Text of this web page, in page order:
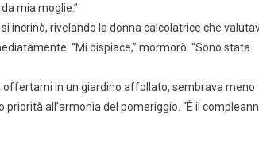
mia moglie.”
incrinò, rivelando la donna calcolatrice che
“Mi dispiace,” mormorò. “Sono stata
offertami in un giardino affollato, sembrava meno
all’armonia del pomeriggio. “È il